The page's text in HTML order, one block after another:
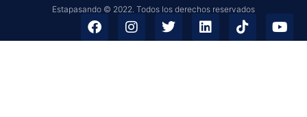
Estapasando © 2022. Todos los derechos reservados